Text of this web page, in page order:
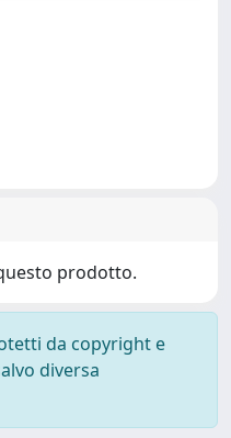
prodotto.
da copyright e
diversa